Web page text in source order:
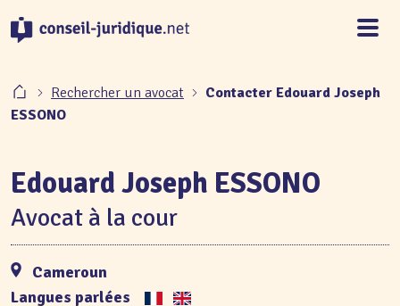
Rechercher un avocat
Contacter Edouard Joseph
ESSONO
Edouard Joseph ESSONO
Avocat à la cour
Cameroun
Langues parlées